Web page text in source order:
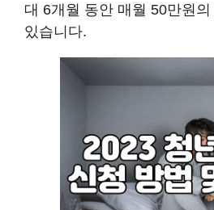
대 6개월 동안 매월 50만원
있습니다.